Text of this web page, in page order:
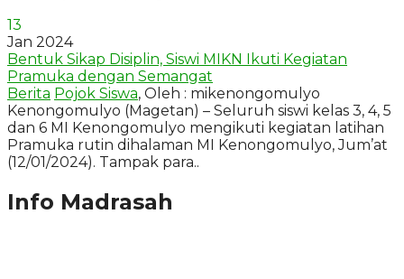
13
Jan 2024
Bentuk Sikap Disiplin, Siswi MIKN Ikuti Kegiatan
Pramuka dengan Semangat
Berita Pojok Siswa, Oleh : mikenongomulyo
Kenongomulyo (Magetan) – Seluruh siswi kelas 3, 4, 5
dan 6 MI Kenongomulyo mengikuti kegiatan latihan
Pramuka rutin dihalaman MI Kenongomulyo, Jum’at
(12/01/2024). Tampak para..
Info Madrasah